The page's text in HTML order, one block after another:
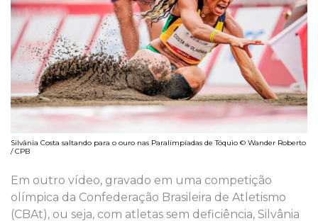
Silvânia Costa saltando para o ouro nas Paralimpíadas de Tóquio © Wander Roberto
/ CPB
Em outro vídeo, gravado em uma competição
olímpica da Confederação Brasileira de Atletismo
(CBAt), ou seja, com atletas sem deficiência, Silvânia